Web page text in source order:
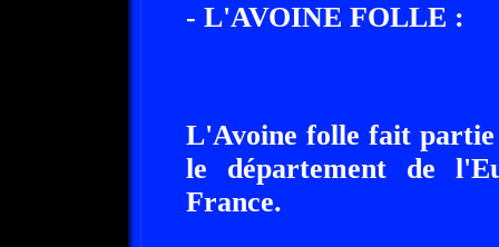
- L'AVOINE FOLLE :
L'Avoine folle fait
le département de
France.